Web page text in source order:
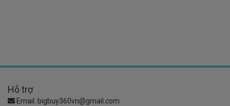
Hỗ trợ
Email: bigbuy360vn@gmail.com